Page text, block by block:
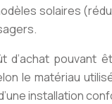
solaires
d’achat pouvant
le matériau
installation